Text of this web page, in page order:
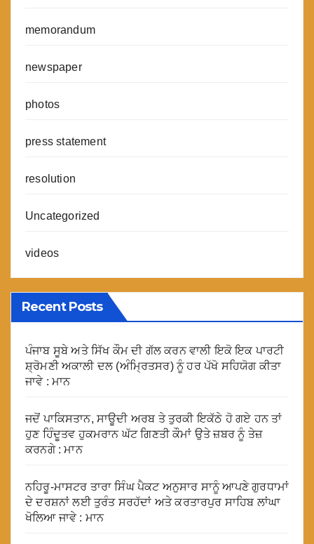
memorandum
newspaper
photos
press statement
resolution
Uncategorized
videos
Recent Posts
ਪੰਜਾਬ ਸੂਬੇ ਅਤੇ ਸਿੱਖ ਕੌਮ ਦੀ ਗੱਲ ਕਰਨ ਵਾਲੀ ਇਕੋ ਇਕ ਪਾਰਟੀ
ਸ਼੍ਰੋਮਣੀ ਅਕਾਲੀ ਦਲ (ਅੰਮ੍ਰਿਤਸਰ) ਨੂੰ ਹਰ ਪੱਖੋ ਸਹਿਯੋਗ ਕੀਤਾ
ਜਾਵੇ : ਮਾਨ
ਜਦੋਂ ਪਾਕਿਸਤਾਨ, ਸਾਊਦੀ ਅਰਬ ਤੇ ਤੁਰਕੀ ਇਕੱਠੇ ਹੋ ਗਏ ਹਨ ਤਾਂ
ਹੁਣ ਹਿੰਦੂਤਵ ਹੁਕਮਰਾਨ ਘੱਟ ਗਿਣਤੀ ਕੌਮਾਂ ਉਤੇ ਜ਼ਬਰ ਨੂੰ ਤੇਜ਼
ਕਰਨਗੇ : ਮਾਨ
ਨਹਿਰੂ-ਮਾਸਟਰ ਤਾਰਾ ਸਿੰਘ ਪੈਕਟ ਅਨੁਸਾਰ ਸਾਨੂੰ ਆਪਣੇ ਗੁਰਧਾਮਾਂ
ਦੇ ਦਰਸ਼ਨਾਂ ਲਈ ਤੁਰੰਤ ਸਰਹੱਦਾਂ ਅਤੇ ਕਰਤਾਰਪੁਰ ਸਾਹਿਬ ਲਾਂਘਾ
ਖੋਲਿਆ ਜਾਵੇ : ਮਾਨ